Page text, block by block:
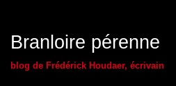
Branloire pérenne
blog de Frédérick Houdaer, écrivain